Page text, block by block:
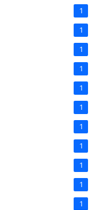
1
1
1
1
1
1
1
1
1
1
1